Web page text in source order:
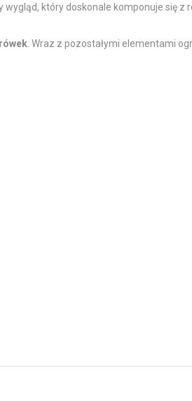
który doskonale komponuje się z
. Wraz z pozostałymi elementami